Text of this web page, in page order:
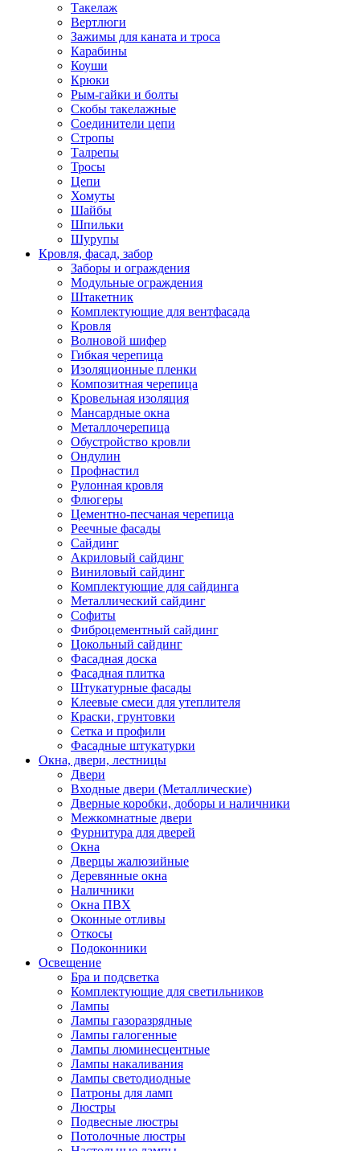
Такелаж
Вертлюги
Зажимы для каната и троса
Карабины
Коуши
Крюки
Рым-гайки и болты
Скобы такелажные
Соединители цепи
Стропы
Талрепы
Тросы
Цепи
Хомуты
Шайбы
Шпильки
Шурупы
Кровля, фасад, забор
Заборы и ограждения
Модульные ограждения
Штакетник
Комплектующие для вентфасада
Кровля
Волновой шифер
Гибкая черепица
Изоляционные пленки
Композитная черепица
Кровельная изоляция
Мансардные окна
Металлочерепица
Обустройство кровли
Ондулин
Профнастил
Рулонная кровля
Флюгеры
Цементно-песчаная черепица
Реечные фасады
Сайдинг
Акриловый сайдинг
Виниловый сайдинг
Комплектующие для сайдинга
Металлический сайдинг
Софиты
Фиброцементный сайдинг
Цокольный сайдинг
Фасадная доска
Фасадная плитка
Штукатурные фасады
Клеевые смеси для утеплителя
Краски, грунтовки
Сетка и профили
Фасадные штукатурки
Окна, двери, лестницы
Двери
Входные двери (Металлические)
Дверные коробки, доборы и наличники
Межкомнатные двери
Фурнитура для дверей
Окна
Дверцы жалюзийные
Деревянные окна
Наличники
Окна ПВХ
Оконные отливы
Откосы
Подоконники
Освещение
Бра и подсветка
Комплектующие для светильников
Лампы
Лампы газоразрядные
Лампы галогенные
Лампы люминесцентные
Лампы накаливания
Лампы светодиодные
Патроны для ламп
Люстры
Подвесные люстры
Потолочные люстры